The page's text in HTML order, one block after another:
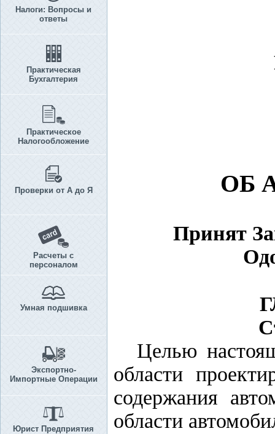
Налоги: Вопросы и
ответы
Практическая
Бухгалтерия
Практическое
Налогообложение
Проверки от А до Я
Расчеты с
персоналом
Умная подшивка
Экспортно-
Импортные Операции
Юрист Предприятия
ОБ
Принят
Целью
области
содержания
области